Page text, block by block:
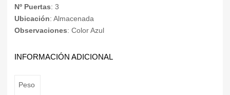
Nº Puertas: 3
Ubicación: Almacenada
Observaciones: Color Azul
INFORMACIÓN ADICIONAL
Peso